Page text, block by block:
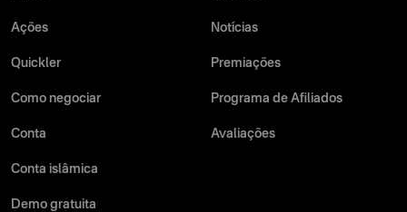
Ações
Quickler
Como negociar
Conta
Conta islâmica
Demo gratuita
Notícias
Premiações
Programa de Afiliados
Avaliações